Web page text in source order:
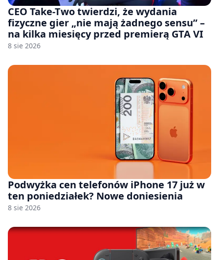
CEO Take-Two twierdzi, że wydania
fizyczne gier „nie mają żadnego sensu” –
na kilka miesięcy przed premierą GTA VI
8 sie 2026
Podwyżka cen telefonów iPhone 17 już w
ten poniedziałek? Nowe doniesienia
8 sie 2026